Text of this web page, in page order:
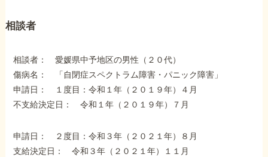
障害年金の金額
受給事例
Q&A・相談事例
障害年金コラム
相談者
相談者： 愛媛県中予地区の男性（２０代）
傷病名： 「自閉症スペクトラム障害・パニック障害」
申請日： １度目：令和１年（２０１９年）４月
不支給決定日： 令和１年（２０１９年）７月
申請日： ２度目：令和３年（２０２１年）８月
支給決定日： 令和３年（２０２１年）１１月